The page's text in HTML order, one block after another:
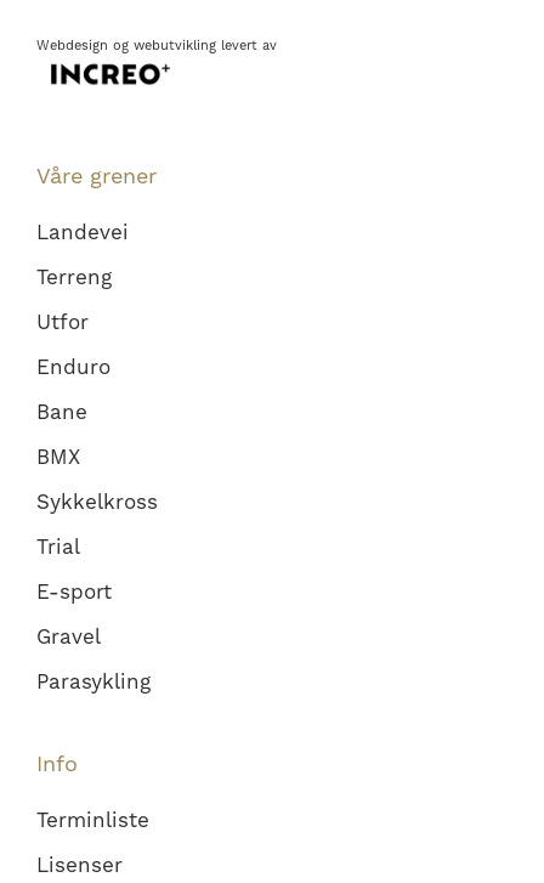
Webdesign og webutvikling levert av
Våre grener
Landevei
Terreng
Utfor
Enduro
Bane
BMX
Sykkelkross
Trial
E-sport
Gravel
Parasykling
Info
Terminliste
Lisenser